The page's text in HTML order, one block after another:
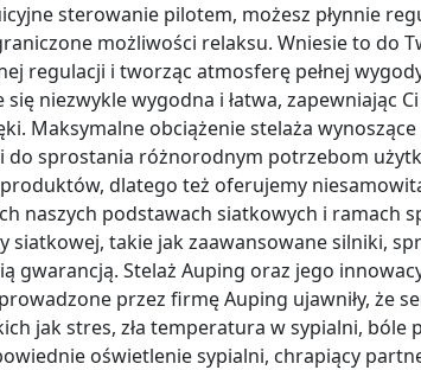
sterowanie pilotem, możesz płynnie
możliwości relaksu. Wniesie to do
regulacji i tworząc atmosferę pełnej
niezwykle wygodna i łatwa, zapewniając
Maksymalne obciążenie stelaża
sprostania różnorodnym potrzebom
dlatego też oferujemy
naszych podstawach siatkowych i ramach
siatkowej, takie jak zaawansowane silniki,
gwarancją. Stelaż Auping oraz jego
przez firmę Auping ujawniły, że
jak stres, zła temperatura w sypialni, bóle
oświetlenie sypialni, chrapiący